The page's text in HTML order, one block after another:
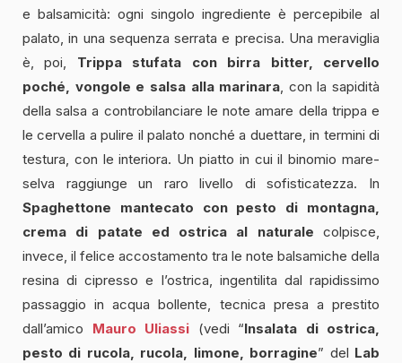
e balsamicità: ogni singolo ingrediente è percepibile al
palato, in una sequenza serrata e precisa. Una meraviglia
è, poi, Trippa stufata con birra bitter, cervello
poché, vongole e salsa alla marinara, con la sapidità
della salsa a controbilanciare le note amare della trippa e
le cervella a pulire il palato nonché a duettare, in termini di
testura, con le interiora. Un piatto in cui il binomio mare-
selva raggiunge un raro livello di sofisticatezza. In
Spaghettone mantecato con pesto di montagna,
crema di patate ed ostrica al naturale colpisce,
invece, il felice accostamento tra le note balsamiche della
resina di cipresso e l’ostrica, ingentilita dal rapidissimo
passaggio in acqua bollente, tecnica presa a prestito
dall’amico Mauro Uliassi (vedi “Insalata di ostrica,
pesto di rucola, rucola, limone, borragine” del Lab